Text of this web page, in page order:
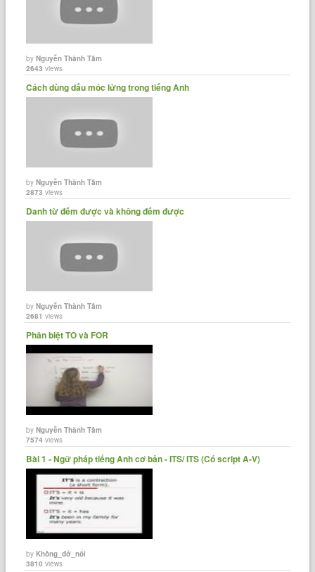
byNguyễn Thành Tâm
2643 views
Cách dùng dấu móc lửng trong tiếng Anh
byNguyễn Thành Tâm
2873 views
Danh từ đếm được và không đếm được
byNguyễn Thành Tâm
2681 views
Phân biệt TO và FOR
byNguyễn Thành Tâm
7574 views
Bài 1 - Ngữ pháp tiếng Anh cơ bản - ITS/ ITS (Có script A-V)
byKhông_đở_nổi
3810 views